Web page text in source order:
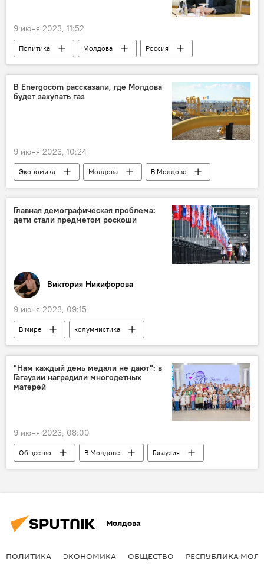
9 июня 2023, 11:52
Политика Молдова
Россия
МИД РФ
В Energocom рассказали, где Молдова
будет закупать газ
9 июня 2023, 10:24
Экономика Молдова
В Молдове
газ
Энергоком
Главная демографическая проблема:
дети стали предметом роскоши
Виктория Никифорова
9 июня 2023, 09:15
В мире колумнистика
"Нам каждый день медали не дают": в
Гагаузии наградили многодетных
матерей
9 июня 2023, 08:00
Общество В Молдове Гагаузия
Молдова
ПОЛИТИКА ЭКОНОМИКА ОБЩЕСТВО РЕСПУБЛИКА